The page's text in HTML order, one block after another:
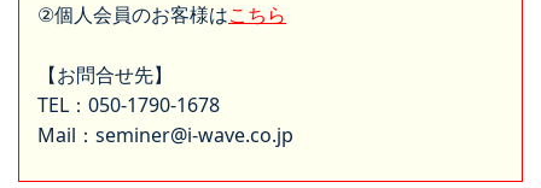
②個人会員のお客様はこちら
【お問合せ先】
TEL：050-1790-1678
Mail：seminer@i-wave.co.jp